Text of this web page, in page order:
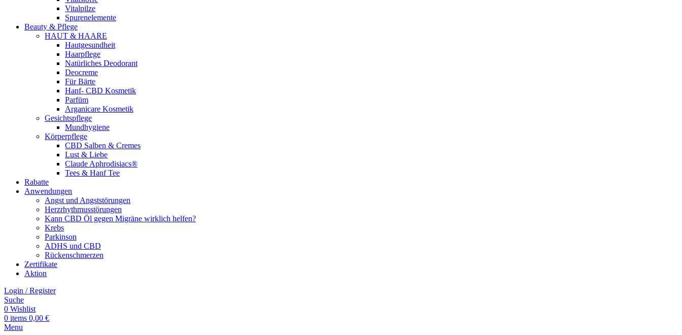
Vitalpilze
Spurenelemente
Beauty & Pflege
HAUT & HAARE
Hautgesundheit
Haarpflege
Natürliches Deodorant
Deocreme
Für Bärte
Hanf- CBD Kosmetik
Parfüm
Arganicare Kosmetik
Gesichtspflege
Mundhygiene
Körperpflege
CBD Salben & Cremes
Lust & Liebe
Claude Aphrodisiacs®
Tees & Hanf Tee
Rabatte
Anwendungen
Angst und Angststörungen
Herzrhythmusstörungen
Kann CBD Öl gegen Migräne wirklich helfen?
Krebs
Parkinson
ADHS und CBD
Rückenschmerzen
Zertifikate
Aktion
Login / Register
Suche
0 Wishlist
0 items 0,00 €
Menu